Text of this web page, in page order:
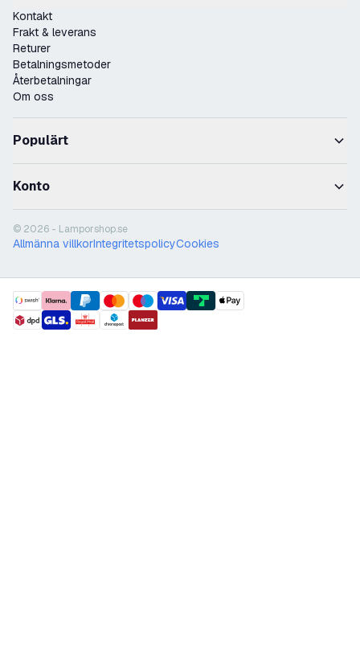
Kontakt
Frakt & leverans
Returer
Betalningsmetoder
Återbetalningar
Om oss
Populärt
Konto
© 2026 - Lamporshop.se
Allmänna villkorIntegritetspolicyCookies
payment methods
shipment methods